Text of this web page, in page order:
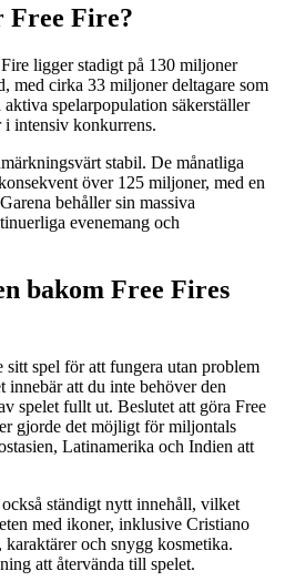
Free Fire?
ligger stadigt på 130 miljoner
med cirka 33 miljoner deltagare som
spelarpopulation säkerställer
intensiv konkurrens.
stabil. De månatliga
över 125 miljoner, med en
behåller sin massiva
evenemang och
bakom Free Fires
spel för att fungera utan problem
innebär att du inte behöver den
spelet fullt ut. Beslutet att göra Free
gjorde det möjligt för miljontals
Latinamerika och Indien att
ständigt nytt innehåll, vilket
med ikoner, inklusive Cristiano
och snygg kosmetika.
att återvända till spelet.